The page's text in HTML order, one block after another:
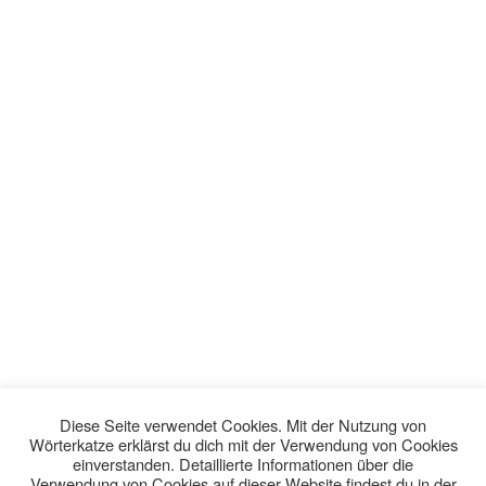
Diese Seite verwendet Cookies. Mit der Nutzung von
Wörterkatze erklärst du dich mit der Verwendung von Cookies
einverstanden. Detaillierte Informationen über die